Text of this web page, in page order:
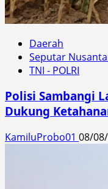
Daerah
Seputar
TNI - POLRI
Polisi Sambangi
Dukung
KamiluProbo01 08/